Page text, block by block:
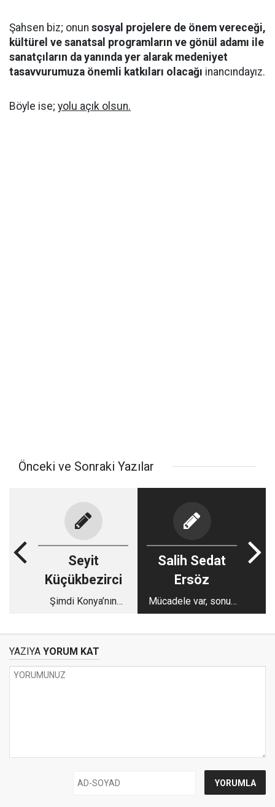
Şahsen biz; onun sosyal projelere de önem vereceği,
kültürel ve sanatsal programların ve gönül adamı ile
sanatçıların da yanında yer alarak medeniyet
tasavvurumuza önemli katkıları olacağı inancındayız.
Böyle ise; yolu açık olsun.
Önceki ve Sonraki Yazılar
Seyit
Küçükbezirci
Şimdi Konya’nın
Salih Sedat
Ersöz
Mücadele var, sonuç
alıcı oyun yok
YAZIYA YORUM KAT